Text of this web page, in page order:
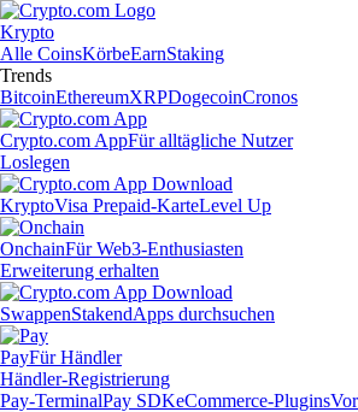
Krypto
Alle CoinsKörbeEarnStaking
Trends
BitcoinEthereumXRPDogecoinCronos
Crypto.com AppFür alltägliche Nutzer
Loslegen
KryptoVisa Prepaid-KarteLevel Up
OnchainFür Web3-Enthusiasten
Erweiterung erhalten
SwappenStakendApps durchsuchen
PayFür Händler
Händler-Registrierung
Pay-TerminalPay SDKeCommerce-Plugins